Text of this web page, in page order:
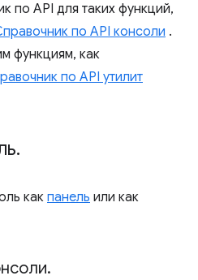
по API для таких функций,
по API консоли .
функциям, как
по API утилит
.
как панель или как
.